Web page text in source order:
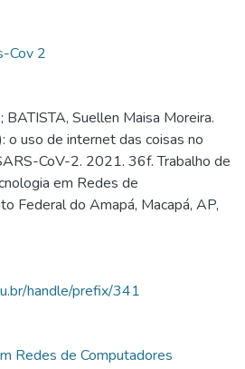
Cov 2
BATISTA, Suellen Maisa Moreira.
o uso de internet das coisas no
CoV-2. 2021. 36f. Trabalho de
em Redes de
Federal do Amapá, Macapá, AP,
handle/prefix/341
Redes de Computadores